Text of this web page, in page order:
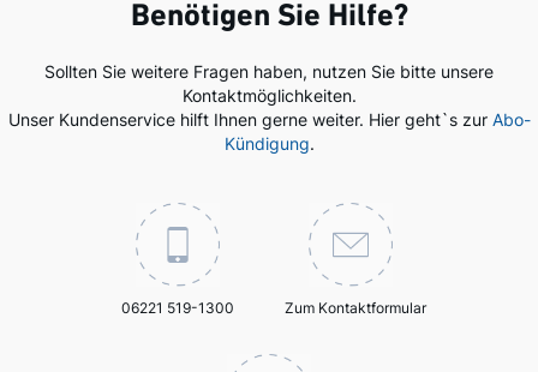
Benötigen Sie Hilfe?
Sollten Sie weitere Fragen haben, nutzen Sie bitte unsere
Kontaktmöglichkeiten.
Unser Kundenservice hilft Ihnen gerne weiter. Hier geht`s zur Abo-
Kündigung.
06221 519-1300 Zum Kontaktformular